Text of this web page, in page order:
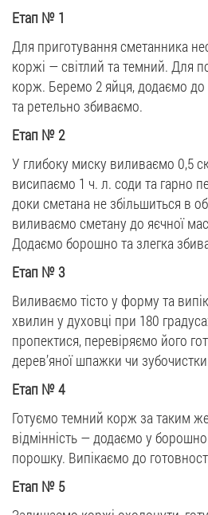
Етап № 1
Для приготування сметанника
коржі — світлий та темний. Для
корж. Беремо 2 яйця, додаємо до
та ретельно збиваємо.
Етап № 2
У глибоку миску виливаємо 0,5
висипаємо 1 ч. л. соди та гарно
доки сметана не збільшиться в
виливаємо сметану до яєчної
Додаємо борошно та злегка
Етап №3
Виливаємо тісто у форму та
хвилин у духовці при 180
пропектися, перевіряємо його
дерев’яної шпажки чи
Етап №4
Готуємо темний корж за таким
відмінність — додаємо у
порошку. Випікаємо до
Етап № 5